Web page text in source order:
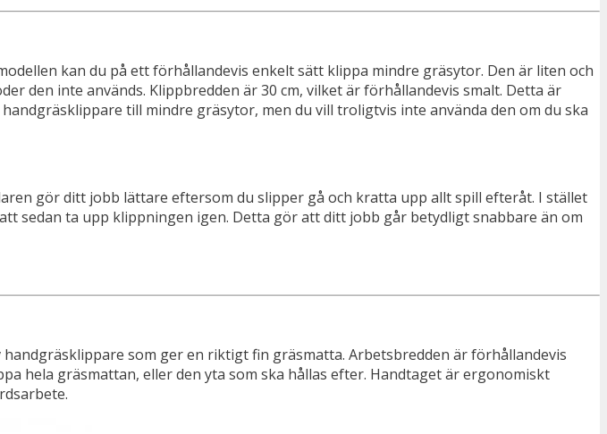
kan du på ett förhållandevis enkelt sätt klippa mindre gräsytor. Den är liten och
den inte används. Klippbredden är 30 cm, vilket är förhållandevis smalt. Detta är
till mindre gräsytor, men du vill troligtvis inte använda den om du ska
gör ditt jobb lättare eftersom du slipper gå och kratta upp allt spill efteråt. I stället
sedan ta upp klippningen igen. Detta gör att ditt jobb går betydligt snabbare än om
som ger en riktigt fin gräsmatta. Arbetsbredden är förhållandevis
hela gräsmattan, eller den yta som ska hållas efter. Handtaget är ergonomiskt